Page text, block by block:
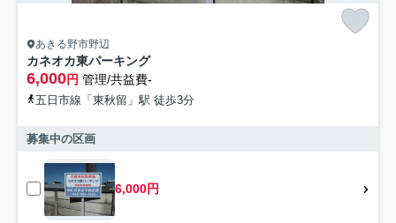
あきる野市野辺
カネオカ東パーキング
6,000円 管理/共益費-
五日市線「東秋留」駅 徒歩3分
募集中の区画
6,000円